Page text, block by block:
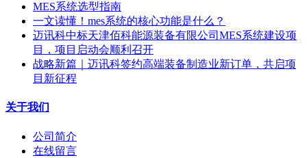
MES系统选型指南
一文读懂！mes系统的核心功能是什么？
迈讯科中标天津佰科能源装备有限公司MES系统建设项
目，项目启动会顺利召开
战略新篇｜迈讯科签约高端装备制造业新订单，共启项
目新征程
关于我们
公司简介
在线留言